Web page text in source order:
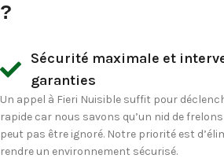
?
Sécurité maximale et
garanties
Un appel à Fieri Nuisible suffit pour
rapide car nous savons qu’un nid de
peut pas être ignoré. Notre priorité est
rendre un environnement sécurisé.